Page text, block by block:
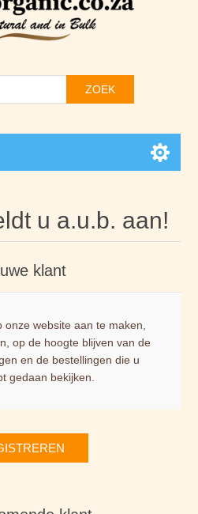
ZOEK
u a.u.b. aan!
klant
website aan te maken,
op de hoogte blijven van de
en de bestellingen die u
gedaan bekijken.